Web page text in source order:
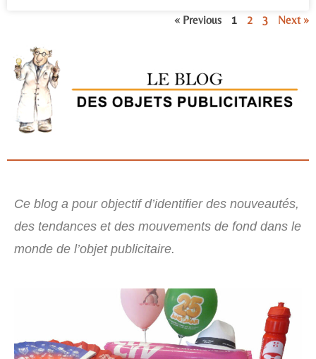
« Previous 1 2 3 Next »
Ce blog a pour objectif d’identifier des nouveautés,
des tendances et des mouvements de fond dans le
monde de l’objet publicitaire.